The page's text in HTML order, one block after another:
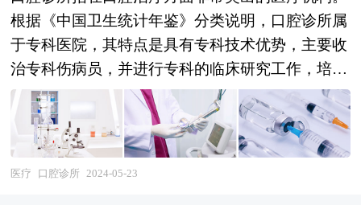
根据《中国卫生统计年鉴》分类说明，口腔诊所属
于专科医院，其特点是具有专科技术优势，主要收
治专科伤病员，并进行专科的临床研究工作，培养
专科医疗技术人员。 口腔诊所是我国“口腔诊所-牙
病防治所一口腔医院”三级口腔卫生保健的基础。
口腔诊所对控制牙病,促进我国人口口腔健康，具
有决定性的作用。 由于口腔医疗保健事业的特点,
医疗 口腔诊所 2024-05-23